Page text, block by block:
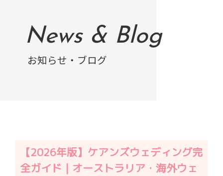
News & Blog
お知らせ・ブログ
【2026年版】ケアンズウェディング完
全ガイド｜オーストラリア・海外ウェ